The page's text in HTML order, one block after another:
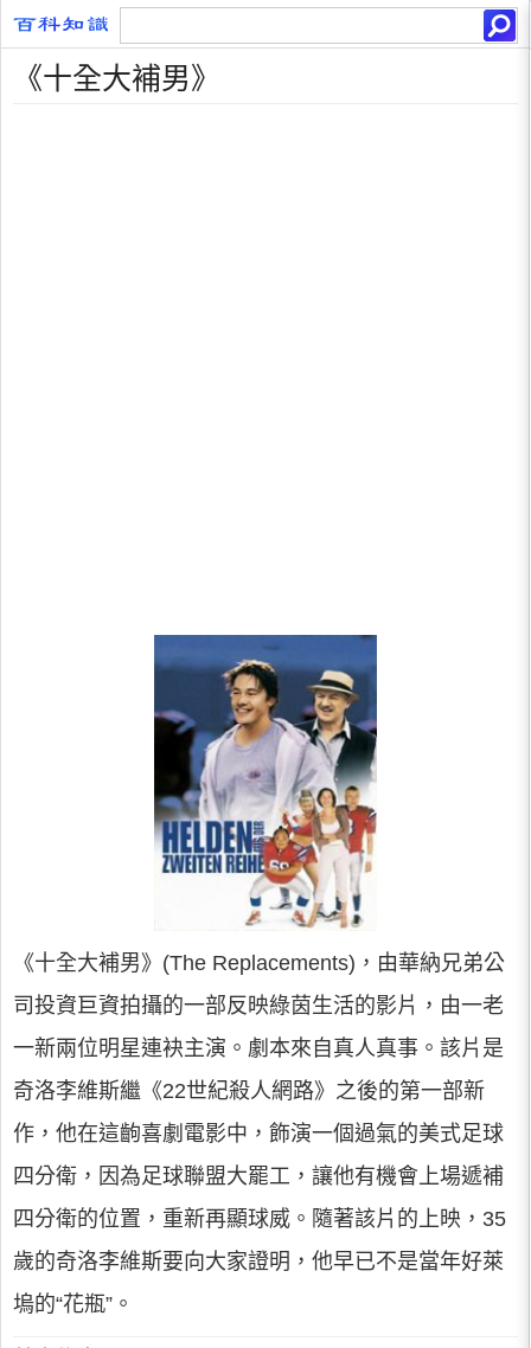
《十全大補男》
《十全大補男》(The Replacements)，由華納兄弟公
司投資巨資拍攝的一部反映綠茵生活的影片，由一老
一新兩位明星連袂主演。劇本來自真人真事。該片是
奇洛李維斯繼《22世紀殺人網路》之後的第一部新
作，他在這齣喜劇電影中，飾演一個過氣的美式足球
四分衛，因為足球聯盟大罷工，讓他有機會上場遞補
四分衛的位置，重新再顯球威。隨著該片的上映，35
歲的奇洛李維斯要向大家證明，他早已不是當年好萊
塢的“花瓶”。